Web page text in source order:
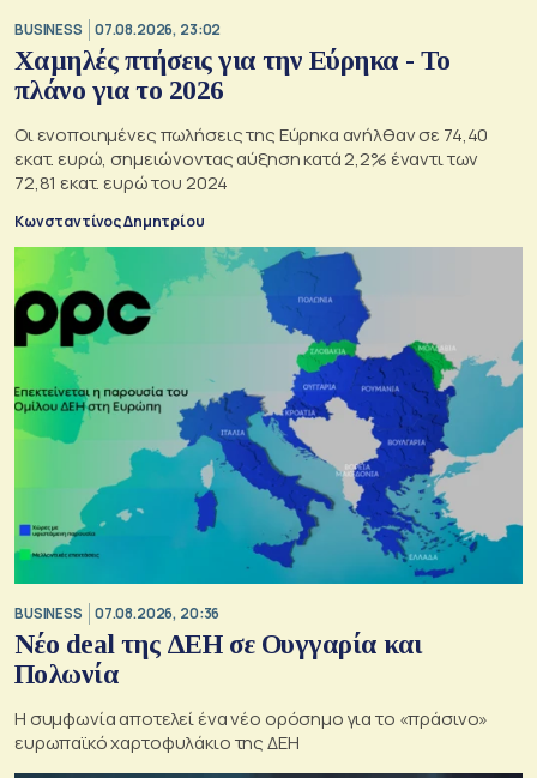
BUSINESS 07.08.2026, 23:02
Χαμηλές πτήσεις για την Εύρηκα - Το
πλάνο για το 2026
Οι ενοποιημένες πωλήσεις της Εύρηκα ανήλθαν σε 74,40
εκατ. ευρώ, σημειώνοντας αύξηση κατά 2,2% έναντι των
72,81 εκατ. ευρώ του 2024
Κωνσταντίνος Δημητρίου
BUSINESS 07.08.2026, 20:36
Νέο deal της ΔΕΗ σε Ουγγαρία και
Πολωνία
Η συμφωνία αποτελεί ένα νέο ορόσημο για το «πράσινο»
ευρωπαϊκό χαρτοφυλάκιο της ΔΕΗ